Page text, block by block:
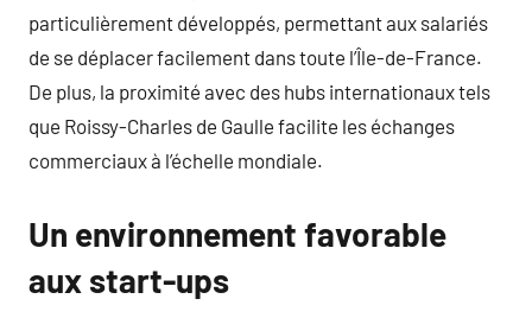
particulièrement développés, permettant aux salariés
de se déplacer facilement dans toute l’Île-de-France.
De plus, la proximité avec des hubs internationaux tels
que Roissy-Charles de Gaulle facilite les échanges
commerciaux à l’échelle mondiale.
Un environnement favorable
aux start-ups